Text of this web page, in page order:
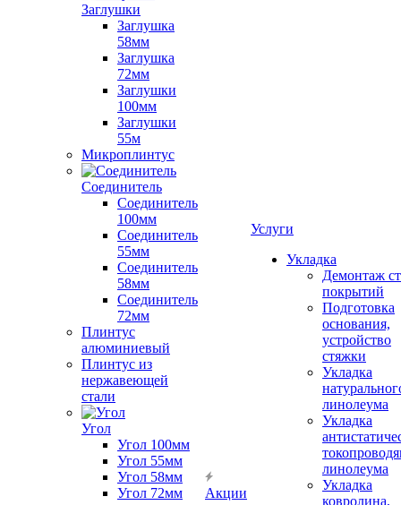
Заглушки
Заглушка
58мм
Заглушка
72мм
Заглушки
100мм
Заглушки
55м
Микроплинтус
Соединитель
Соединитель
100мм
Соединитель
55мм
Соединитель
58мм
Соединитель
72мм
Плинтус
алюминиевый
Плинтус из
нержавеющей
стали
Угол
Угол 100мм
Угол 55мм
Угол 58мм
Угол 72мм
Акции
Услуги
Укладка
Демонтаж
покрытий
Подготовка
основания,
устройство
стяжки
Укладка
линолеума
Укладка
линолеума
Укладка
ковролина,